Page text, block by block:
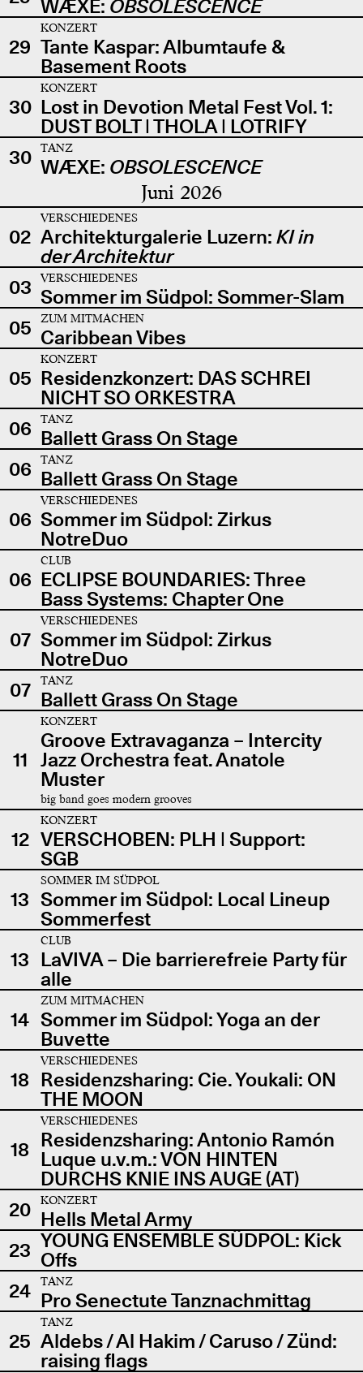
WÆXE: OBSOLESCENCE
29
KONZERT
Tante Kaspar: Albumtaufe &
Basement Roots
30
KONZERT
Lost in Devotion Metal Fest Vol. 1:
DUST BOLT | THOLA | LOTRIFY
30
TANZ
WÆXE: OBSOLESCENCE
Juni 2026
02
VERSCHIEDENES
Architekturgalerie Luzern: KI in
der Architektur
03
VERSCHIEDENES
Sommer im Südpol: Sommer-Slam
05
ZUM MITMACHEN
Caribbean Vibes
05
KONZERT
Residenzkonzert: DAS SCHREI
NICHT SO ORKESTRA
06
TANZ
Ballett Grass On Stage
06
TANZ
Ballett Grass On Stage
06
VERSCHIEDENES
Sommer im Südpol: Zirkus
NotreDuo
06
CLUB
ECLIPSE BOUNDARIES: Three
Bass Systems: Chapter One
07
VERSCHIEDENES
Sommer im Südpol: Zirkus
NotreDuo
07
TANZ
Ballett Grass On Stage
11
KONZERT
Groove Extravaganza – Intercity
Jazz Orchestra feat. Anatole
Muster
big band goes modern grooves
12
KONZERT
VERSCHOBEN: PLH | Support:
SGB
13
SOMMER IM SÜDPOL
Sommer im Südpol: Local Lineup
Sommerfest
13
CLUB
LaVIVA – Die barrierefreie Party für
alle
14
ZUM MITMACHEN
Sommer im Südpol: Yoga an der
Buvette
18
VERSCHIEDENES
Residenzsharing: Cie. Youkali: ON
THE MOON
18
VERSCHIEDENES
Residenzsharing: Antonio Ramón
Luque u.v.m.: VON HINTEN
DURCHS KNIE INS AUGE (AT)
20
KONZERT
Hells Metal Army
23 YOUNG ENSEMBLE SÜDPOL: Kick
Offs
24
TANZ
Pro Senectute Tanznachmittag
25
TANZ
Aldebs / Al Hakim / Caruso / Zünd:
raising flags